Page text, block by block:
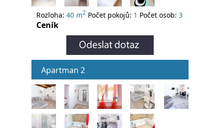
Rozloha: 40 m2 Počet pokojů: 1 Počet osob: 3
Ceník
Apartman 2